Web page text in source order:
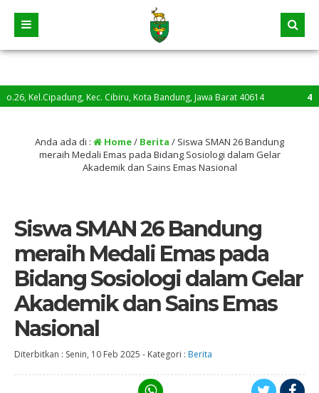
Kec. Cibiru, Kota Bandung, Jawa Barat 40614 4 tahun yang
Anda ada di : Home/ Berita / Siswa SMAN 26 Bandung
meraih Medali Emas pada Bidang Sosiologi dalam Gelar
Akademik dan Sains Emas Nasional
Siswa SMAN 26 Bandung
meraih Medali Emas pada
Bidang Sosiologi dalam Gelar
Akademik dan Sains Emas
Nasional
Diterbitkan : Senin, 10 Feb 2025 - Kategori : Berita